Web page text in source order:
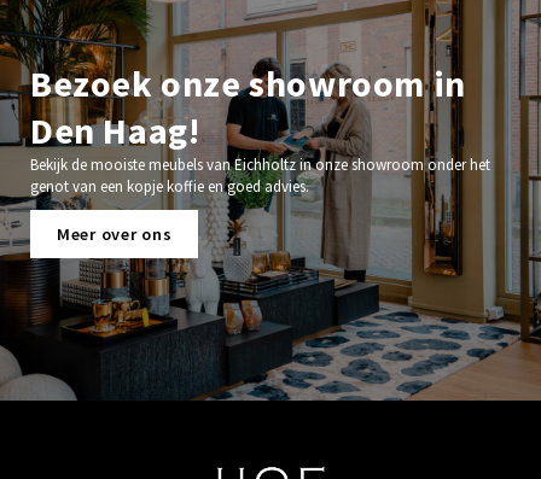
Bezoek onze showroom in
Den Haag!
Bekijk de mooiste meubels van Eichholtz in onze showroom onder het
genot van een kopje koffie en goed advies.
Meer over ons